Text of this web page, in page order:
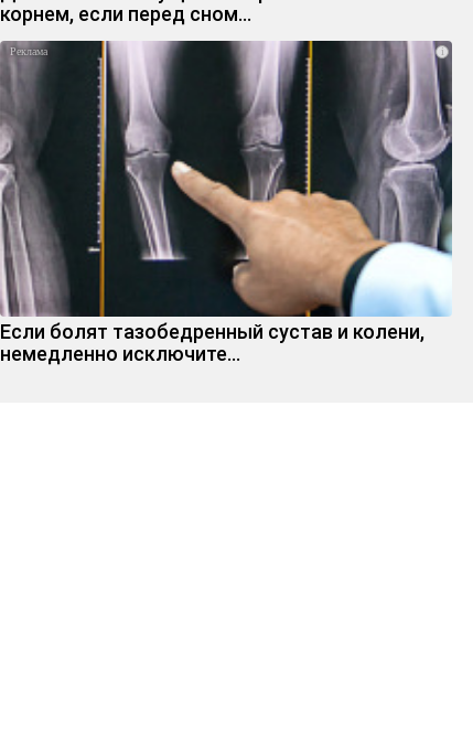
корнем, если перед сном…
i
Если болят тазобедренный сустав и колени,
немедленно исключите...